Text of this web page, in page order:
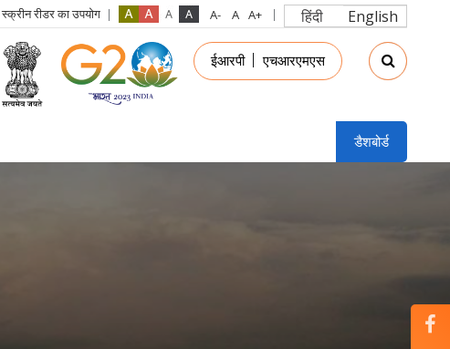
स्क्रीन रीडर का उपयोग हिंदी English
login
menu
ईआरपी एचआरएमएस
डैशबोर्ड